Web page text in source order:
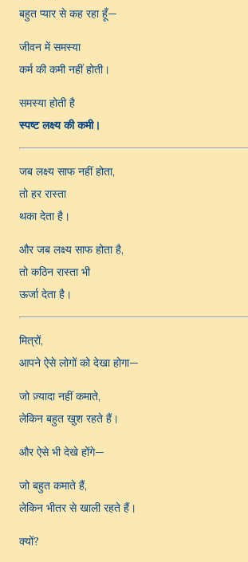
बहुत प्यार से कह रहा हूँ—
जीवन में समस्या
कर्म की कमी नहीं होती।
समस्या होती है
स्पष्ट लक्ष्य की कमी।
जब लक्ष्य साफ नहीं होता,
तो हर रास्ता
थका देता है।
और जब लक्ष्य साफ होता है,
तो कठिन रास्ता भी
ऊर्जा देता है।
मित्रों,
आपने ऐसे लोगों को देखा होगा—
जो ज़्यादा नहीं कमाते,
लेकिन बहुत खुश रहते हैं।
और ऐसे भी देखे होंगे—
जो बहुत कमाते हैं,
लेकिन भीतर से खाली रहते हैं।
क्यों?